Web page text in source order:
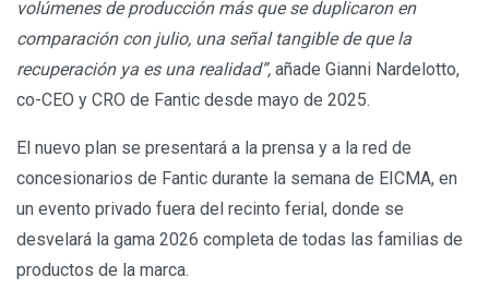
volúmenes de producción más que se duplicaron en
comparación con julio, una señal tangible de que la
recuperación ya es una realidad”, añade Gianni Nardelotto,
co-CEO y CRO de Fantic desde mayo de 2025.
El nuevo plan se presentará a la prensa y a la red de
concesionarios de Fantic durante la semana de EICMA, en
un evento privado fuera del recinto ferial, donde se
desvelará la gama 2026 completa de todas las familias de
productos de la marca.